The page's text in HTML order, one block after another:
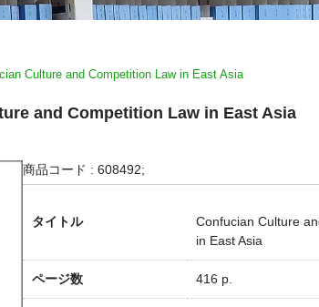
Culture and Competition Law in East Asia
and Competition Law in East Asia
商品コード : 608492;
タイトル
Confucian Culture
in East Asia
ページ数 416 p.